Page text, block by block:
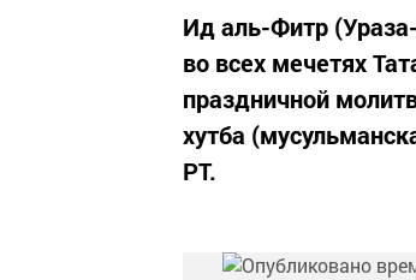
Ид аль-Фитр
во всех мечетях
праздничной
хутба
РТ.